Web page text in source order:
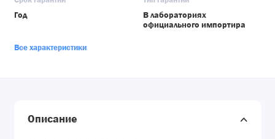
Год
В лабораториях
официального импортира
Все характеристики
Описание